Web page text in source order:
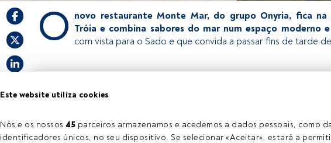
Este website utiliza cookies
Nós e os nossos 45 parceiros armazenamos e acedemos a dados pessoais, como
identificadores únicos, no seu dispositivo. Se selecionar «Aceitar», estará a
O novo restaurante Monte Mar, do grupo Onyria, fica na
Tróia e combina sabores do mar num espaço moderno
com vista para o Sado e que convida a passar fins de tarde
estiver registado, aceda através do botão Login. Se ainda não tem
oferece.